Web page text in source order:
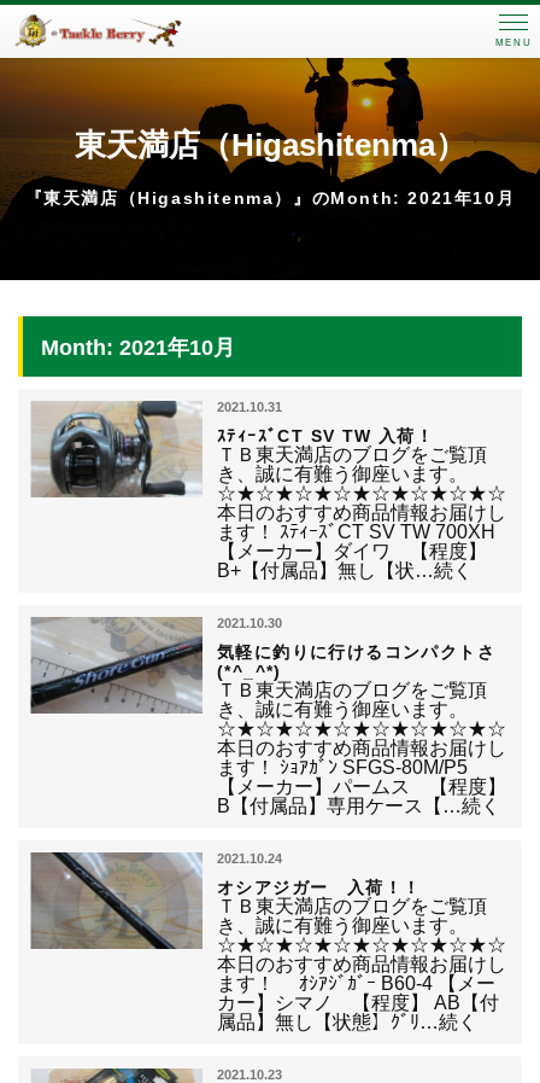
MENU
東天満店（Higashitenma）
『東天満店（Higashitenma）』のMonth: 2021年10月
Month: 2021年10月
2021.10.31
ｽﾃｨｰｽﾞCT SV TW 入荷！
ＴＢ東天満店のブログをご覧頂
き、誠に有難う御座います。
☆★☆★☆★☆★☆★☆★☆★☆
本日のおすすめ商品情報お届けし
ます！ ｽﾃｨｰｽﾞCT SV TW 700XH
【メーカー】ダイワ 【程度】
B+【付属品】無し【状…続く
2021.10.30
気軽に釣りに行けるコンパクトさ
(*^_^*)
ＴＢ東天満店のブログをご覧頂
き、誠に有難う御座います。
☆★☆★☆★☆★☆★☆★☆★☆
本日のおすすめ商品情報お届けし
ます！ ｼｮｱｶﾞﾝ SFGS-80M/P5
【メーカー】パームス 【程度】
B【付属品】専用ケース【…続く
2021.10.24
オシアジガー 入荷！！
ＴＢ東天満店のブログをご覧頂
き、誠に有難う御座います。
☆★☆★☆★☆★☆★☆★☆★☆
本日のおすすめ商品情報お届けし
ます！ ｵｼｱｼﾞｶﾞｰ B60-4 【メー
カー】シマノ 【程度】 AB【付
属品】無し【状態】ｸﾞﾘ…続く
2021.10.23